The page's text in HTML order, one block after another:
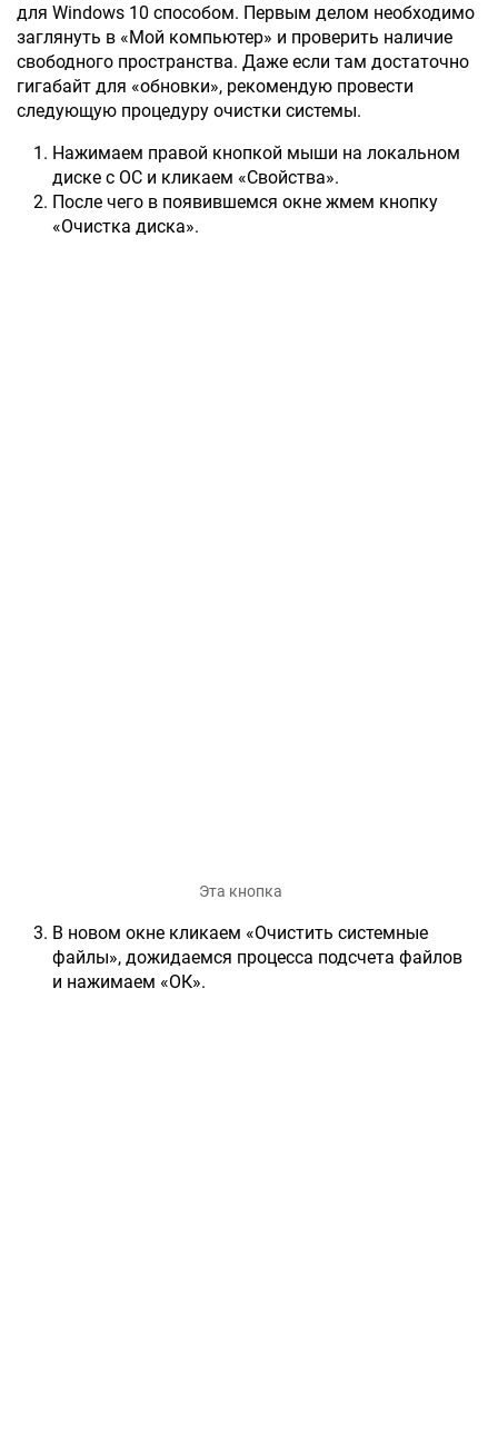
для Windows 10 способом. Первым делом необходимо
заглянуть в «Мой компьютер» и проверить наличие
свободного пространства. Даже если там достаточно
гигабайт для «обновки», рекомендую провести
следующую процедуру очистки системы.
Нажимаем правой кнопкой мыши на локальном
диске с ОС и кликаем «Свойства».
После чего в появившемся окне жмем кнопку
«Очистка диска».
Эта кнопка
В новом окне кликаем «Очистить системные
файлы», дожидаемся процесса подсчета файлов
и нажимаем «ОК».